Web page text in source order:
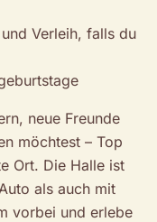
Verleih, falls du
neue Freunde
möchtest – Top
Ort. Die Halle ist
als auch mit
vorbei und erlebe